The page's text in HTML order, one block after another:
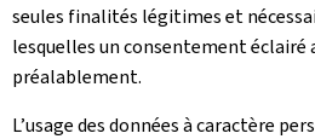
seules finalités légitimes et
lesquelles un consentement éclairé
préalablement.
L’usage des données à caractère